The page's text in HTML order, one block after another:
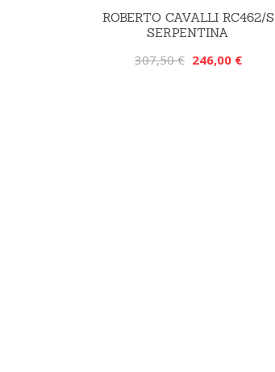
ROBERTO CAVALLI RC462/S
SERPENTINA
307,50 € 246,00 €